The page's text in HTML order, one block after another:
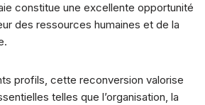
constitue une excellente opportunité
des ressources humaines et de la
profils, cette reconversion valorise
telles que l’organisation, la